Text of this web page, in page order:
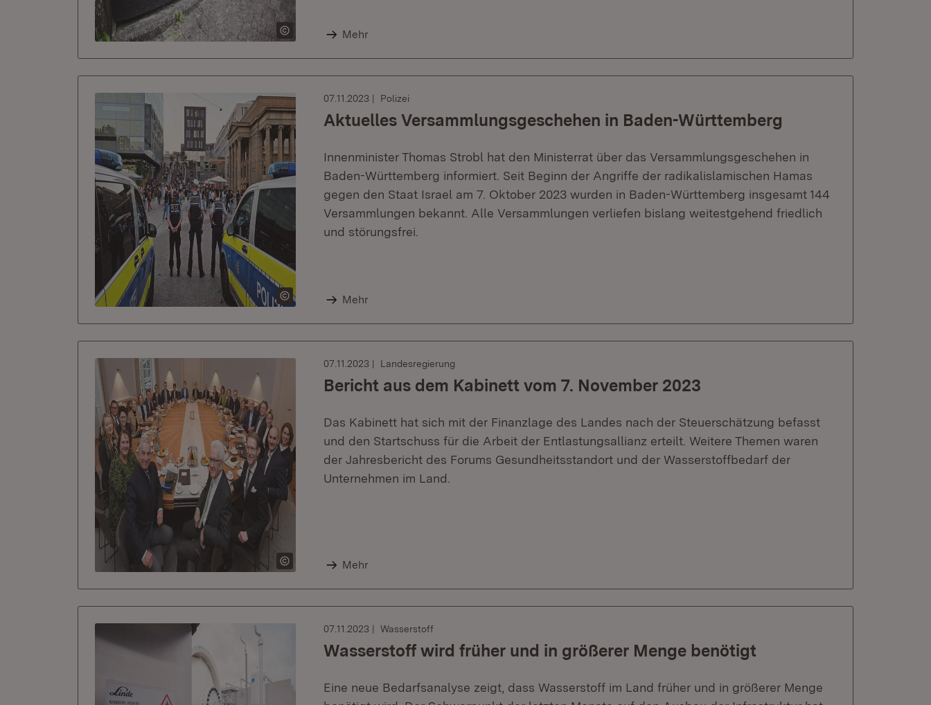
Mehr
07.11.2023 Polizei
Aktuelles Versammlungsgeschehen in Baden-Württemberg
Innenminister Thomas Strobl hat den Ministerrat über das Versammlungsgeschehen in
Baden-Württemberg informiert. Seit Beginn der Angriffe der radikalislamischen Hamas
gegen den Staat Israel am 7. Oktober 2023 wurden in Baden-Württemberg insgesamt 144
Versammlungen bekannt. Alle Versammlungen verliefen bislang weitestgehend friedlich
und störungsfrei.
Mehr
07.11.2023 Landesregierung
Bericht aus dem Kabinett vom 7. November 2023
Das Kabinett hat sich mit der Finanzlage des Landes nach der Steuerschätzung befasst
und den Startschuss für die Arbeit der Entlastungsallianz erteilt. Weitere Themen waren
der Jahresbericht des Forums Gesundheitsstandort und der Wasserstoffbedarf der
Unternehmen im Land.
Mehr
07.11.2023 Wasserstoff
Wasserstoff wird früher und in größerer Menge benötigt
Eine neue Bedarfsanalyse zeigt, dass Wasserstoff im Land früher und in größerer Menge